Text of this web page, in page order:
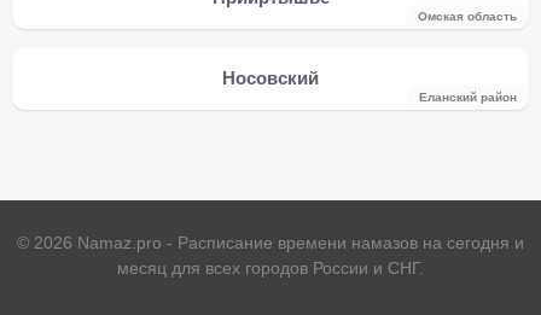
Омская область
Носовский
Еланский район
© 2026 Namaz.pro - Расписание времени намазов на сегодня и
месяц для всех городов России и СНГ.